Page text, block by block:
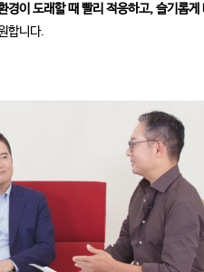
경이 도래할 때 빨리 적응하고, 슬기롭게
합니다.